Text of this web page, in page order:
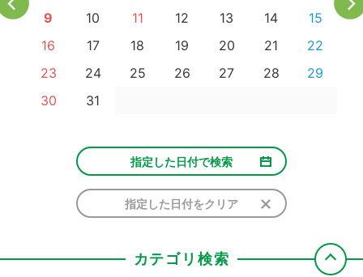
9
10 11 12 13 14
15
16
17 18 19 20 21
22
23
24 25 26 27 28
29
30
31
指定した日付で検索
指定した日付をクリア
カテゴリ検索